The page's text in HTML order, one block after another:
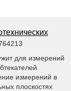
для измерений
измерений в
плоскостях